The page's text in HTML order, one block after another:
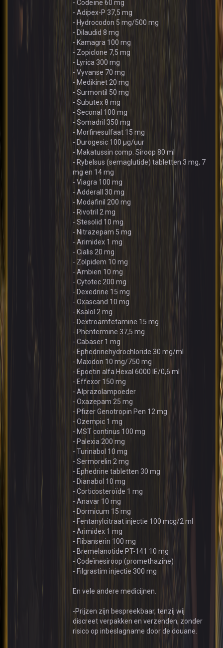
- Codeïne 60 mg
- Adipex-P 37,5 mg
- Hydrocodon 5 mg/500 mg
- Dilaudid 8 mg
- Kamagra 100 mg
- Zopiclone 7,5 mg
- Lyrica 300 mg
- Vyvanse 70 mg
- Medikinet 20 mg
- Surmontil 50 mg
- Subutex 8 mg
- Seconal 100 mg
- Somadril 350 mg
- Morfinesulfaat 15 mg
- Durogesic 100 µg/uur
- Makatussin comp. Siroop 80 ml
- Rybelsus (semaglutide) tabletten 3 mg, 7
mg en 14 mg
- Viagra 100 mg
- Adderall 30 mg
- Modafinil 200 mg
- Rivotril 2 mg
- Stesolid 10 mg
- Nitrazepam 5 mg
- Arimidex 1 mg
- Cialis 20 mg
- Zolpidem 10 mg
- Ambien 10 mg
- Cytotec 200 mg
- Dexedrine 15 mg
- Oxascand 10 mg
- Ksalol 2 mg
- Dextroamfetamine 15 mg
- Phentermine 37,5 mg
- Cabaser 1 mg
- Ephedrinehydrochloride 30 mg/ml
- Maxidon 10 mg/750 mg
- Epoetin alfa Hexal 6000 IE/0,6 ml
- Effexor 150 mg
- Alprazolampoeder
- Oxazepam 25 mg
- Pfizer Genotropin Pen 12 mg
- Ozempic 1 mg
- MST continus 100 mg
- Palexia 200 mg
- Turinabol 10 mg
- Sermorelin 2 mg
- Ephedrine tabletten 30 mg
- Dianabol 10 mg
- Corticosteroïde 1 mg
- Anavar 10 mg
- Dormicum 15 mg
- Fentanylcitraat injectie 100 mcg/2 ml
- Arimidex 1 mg
- Flibanserin 100 mg
- Bremelanotide PT-141 10 mg
- Codeïnesiroop (promethazine)
- Filgrastim injectie 300 mg
En vele andere medicijnen.
-Prijzen zijn bespreekbaar, tenzij wij
discreet verpakken en verzenden, zonder
risico op inbeslagname door de douane.